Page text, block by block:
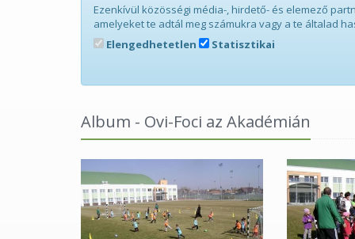
Ezenkívül közösségi média-, hirdető- és elemező
amelyeket te adtál meg számukra vagy a te általad
Elengedhetetlen
Statisztikai
Album - Ovi-Foci az Akadémián